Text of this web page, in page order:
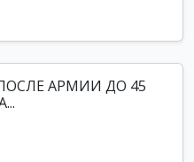
АРМИИ ДО 45